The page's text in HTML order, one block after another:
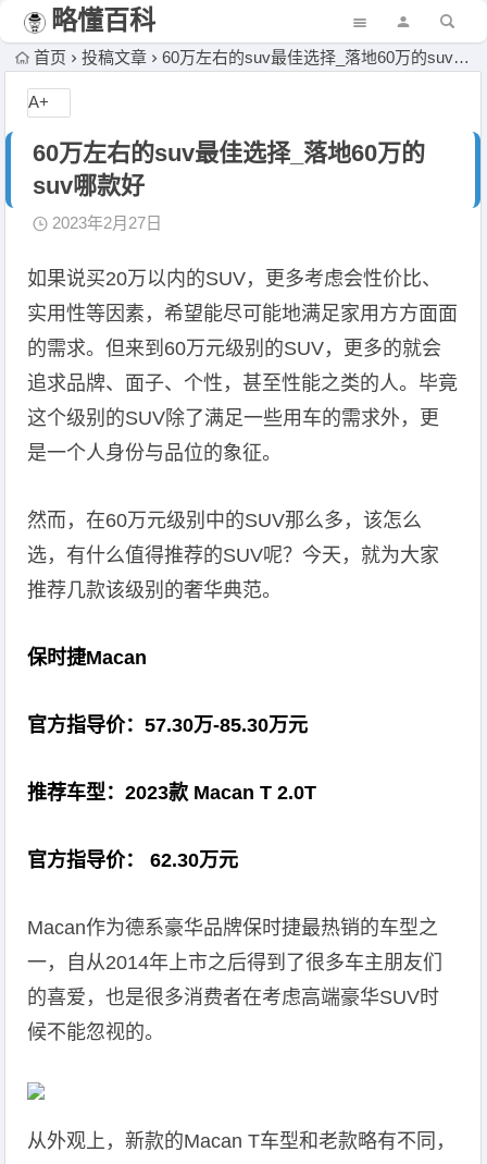
略懂百科
首页 投稿文章 60万左右的suv最佳选择_落地60万的suv哪款好
60万左右的suv最佳选择_落地60万的
suv哪款好
2023年2月27日
如果说买20万以内的SUV，更多考虑会性价比、
实用性等因素，希望能尽可能地满足家用方方面面
的需求。但来到60万元级别的SUV，更多的就会
追求品牌、面子、个性，甚至性能之类的人。毕竟
这个级别的SUV除了满足一些用车的需求外，更
是一个人身份与品位的象征。
然而，在60万元级别中的SUV那么多，该怎么
选，有什么值得推荐的SUV呢？今天，就为大家
推荐几款该级别的奢华典范。
保时捷Macan
官方指导价：57.30万-85.30万元
推荐车型：2023款 Macan T 2.0T
官方指导价： 62.30万元
Macan作为德系豪华品牌保时捷最热销的车型之
一，自从2014年上市之后得到了很多车主朋友们
的喜爱，也是很多消费者在考虑高端豪华SUV时
候不能忽视的。
从外观上，新款的Macan T车型和老款略有不同，
A+